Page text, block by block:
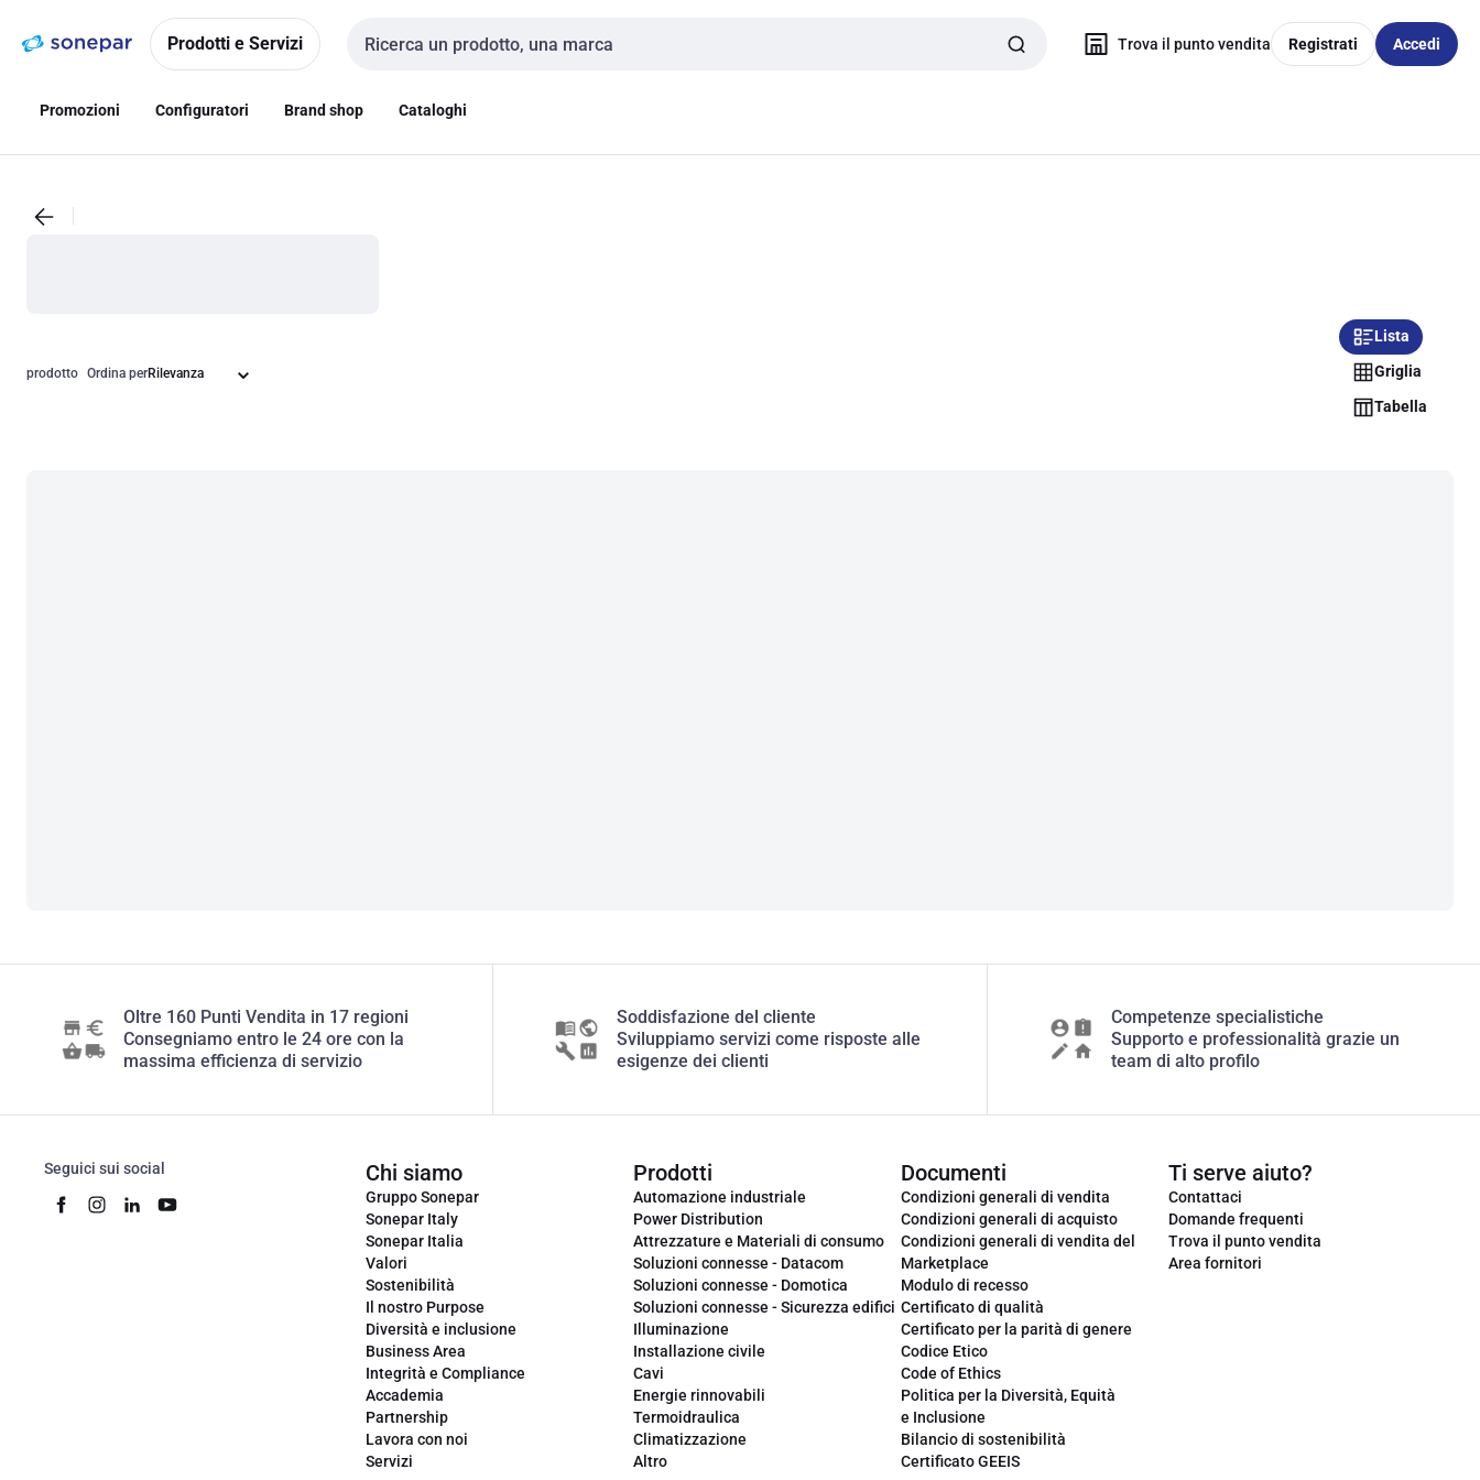
navigazionealla
Prodotti e Servizi
Cerca input
Trova il punto vendita Registrati Accedi
Promozioni Configuratori Brand shop Cataloghi
prodotto Ordina per
Lista
Griglia
Tabella
Oltre 160 Punti Vendita in 17 regioni
Consegniamo entro le 24 ore con la
massima efficienza di servizio
Soddisfazione del cliente
Sviluppiamo servizi come risposte alle
esigenze dei clienti
Competenze specialistiche
Supporto e professionalità grazie un
team di alto profilo
Seguici sui social Chi siamo
Gruppo Sonepar
Sonepar Italy
Sonepar Italia
Valori
Sostenibilità
Il nostro Purpose
Diversità e inclusione
Business Area
Integrità e Compliance
Accademia
Partnership
Lavora con noi
Servizi
Prodotti
Automazione industriale
Power Distribution
Attrezzature e Materiali di consumo
Soluzioni connesse - Datacom
Soluzioni connesse - Domotica
Soluzioni connesse - Sicurezza edifici
Illuminazione
Installazione civile
Cavi
Energie rinnovabili
Termoidraulica
Climatizzazione
Altro
Documenti
Condizioni generali di vendita
Condizioni generali di acquisto
Condizioni generali di vendita del
Marketplace
Modulo di recesso
Certificato di qualità
Certificato per la parità di genere
Codice Etico
Code of Ethics
Politica per la Diversità, Equità
e Inclusione
Bilancio di sostenibilità
Certificato GEEIS
Ti serve aiuto?
Contattaci
Domande frequenti
Trova il punto vendita
Area fornitori